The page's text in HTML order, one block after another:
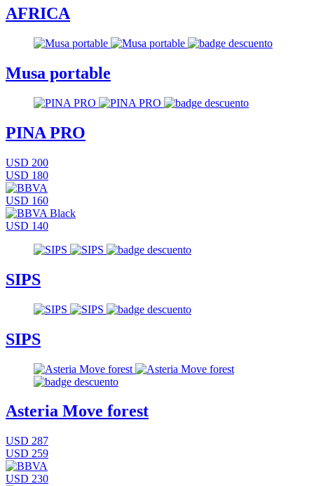
AFRICA
Musa portable
PINA PRO
USD 200
USD 180
USD 160
USD 140
SIPS
SIPS
Asteria Move forest
USD 287
USD 259
USD 230